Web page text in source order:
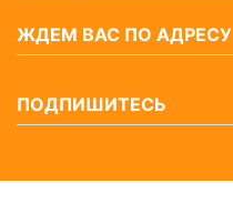
ЖДЕМ ВАС ПО АДРЕСУ
ПОДПИШИТЕСЬ